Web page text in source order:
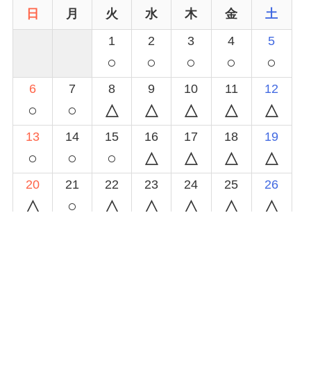
日 月 火 水 木 金
土
1
○
2
○
3
○
4
○
5
○
6
○
7
○
8 9 10 11 12
13
○
14
○
15
○
16 17 18 19
20 21
○
22 23 24 25 26